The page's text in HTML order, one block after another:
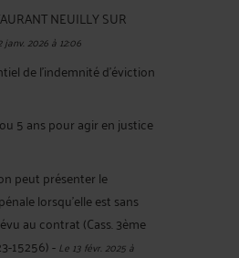
NEUILLY SUR
janv. 2026 à 12:06
de l'indemnité d'éviction
5 ans pour agir en justice
peut présenter le
lorsqu’elle est sans
au contrat (Cass. 3ème
15256)-Le 13 févr. 2025 à